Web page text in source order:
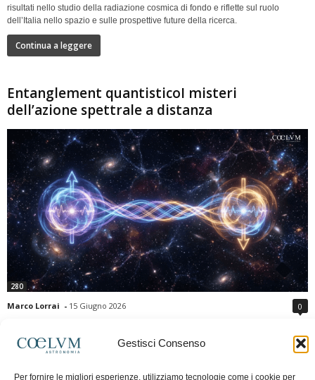
Gestisci Consenso
Per fornire le migliori esperienze, utilizziamo tecnologie come i cookie per
risultati nello studio della radiazione cosmica di fondo e riflette sul ruolo
dell’Italia nello spazio e sulle prospettive future della ricerca.
Continua a leggere
Entanglement quantisticoI misteri
dell’azione spettrale a distanza
280
Marco Lorrai - 15 Giugno 2026 0
moderna: due particelle possono mostrare correlazioni che sembrano ignorare
la distanza che le separa. Gli esperimenti e i teoremi di Bell hanno escluso le
previsioni della meccanica quantistica. Nonostante ciò, l'entanglement non